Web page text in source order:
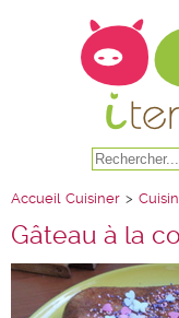
Accueil Cuisiner >
Gâteau à la